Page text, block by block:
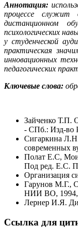
Аннотация:
процессе служит
дистанционном
психологических
у студенческой
практическая
инновационных
педагогических
Ключевые слова:
Зайченко Т.П.
- СПб.: Изд-во
Сигаркина Л.Н.
современных
Полат Е.С,
Под ред. Е.С.
Организация
Гарунов М.Г.,
НИИ ВО, 1994,
Лернер И.Я.
Ссылка для